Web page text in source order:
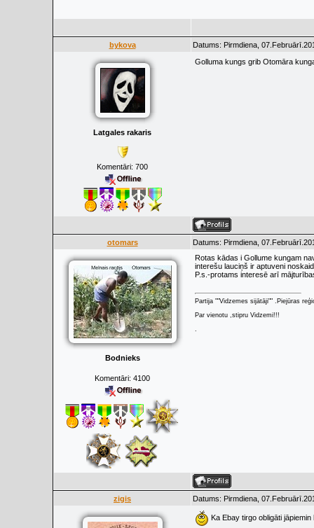
bykova Datums: Pirmdiena,
Latgales rakaris
Komentāri: 700
Golluma kungs grib Otomāra
otomars Datums: Pirmdiena,
Bodnieks
Komentāri: 4100
Rotas kādas i Gollume kungam
interešu lauciņš ir aptuveni
P.s.-protams interesē arī
Partija ""Vidzemes sijātāji"" .Piejūras
Par vienotu ,stipru Vidzemi!!!
.
zigis Datums: Pirmdiena,
Ka Ebay tirgo obligāti